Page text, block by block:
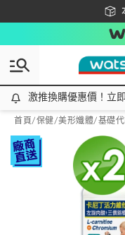
激推換購優惠價！立即點
激推換購優惠價！立
首頁/保健/美形孅體/基礎